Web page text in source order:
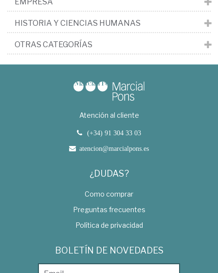
EMPRESA
HISTORIA Y CIENCIAS HUMANAS
OTRAS CATEGORÍAS
Atención al cliente
(+34) 91 304 33 03
atencion@marcialpons.es
¿DUDAS?
Como comprar
Preguntas frecuentes
Política de privacidad
BOLETÍN DE NOVEDADES